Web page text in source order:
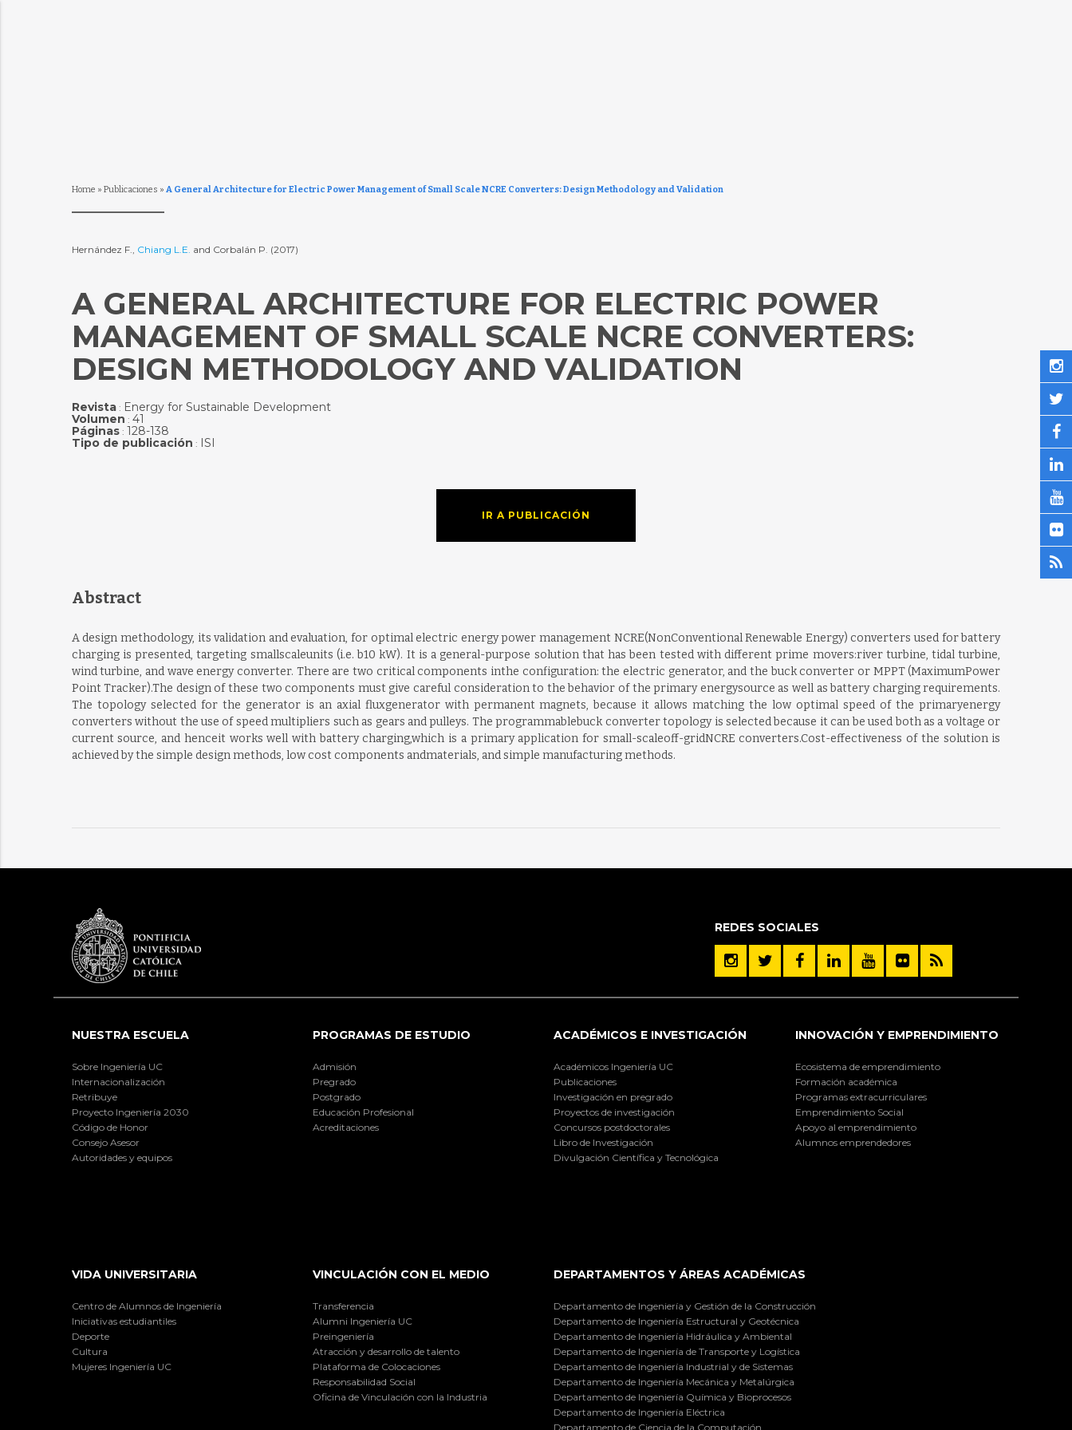
Home » Publicaciones » A General Architecture for Electric Power Management of Small Scale NCRE Converters: Design Methodology and Validation
Hernández F., Chiang L.E. and Corbalán P. (2017)
A GENERAL ARCHITECTURE FOR ELECTRIC POWER
MANAGEMENT OF SMALL SCALE NCRE CONVERTERS:
DESIGN METHODOLOGY AND VALIDATION
Revista: Energy for Sustainable Development
Volumen : 41
Páginas: 128-138
Tipo de publicación : ISI
IR A PUBLICACIÓN
Abstract
A design methodology, its validation and evaluation, for optimal electric energy power management NCRE(NonConventional Renewable Energy) converters used for battery
charging is presented, targeting smallscaleunits (i.e. b10 kW). It is a general-purpose solution that has been tested with different prime movers:river turbine, tidal turbine,
wind turbine, and wave energy converter. There are two critical components inthe configuration: the electric generator, and the buck converter or MPPT (MaximumPower
Point Tracker).The design of these two components must give careful consideration to the behavior of the primary energysource as well as battery charging requirements.
The topology selected for the generator is an axial fluxgenerator with permanent magnets, because it allows matching the low optimal speed of the primaryenergy
converters without the use of speed multipliers such as gears and pulleys. The programmablebuck converter topology is selected because it can be used both as a voltage or
current source, and henceit works well with battery charging,which is a primary application for small-scaleoff-gridNCRE converters.Cost-effectiveness of the solution is
achieved by the simple design methods, low cost components andmaterials, and simple manufacturing methods.
REDES SOCIALES
NUESTRA ESCUELA
Sobre Ingeniería UC
Internacionalización
Retribuye
Proyecto Ingeniería 2030
Código de Honor
Consejo Asesor
Autoridades y equipos
PROGRAMAS DE ESTUDIO
Admisión
Pregrado
Postgrado
Educación Profesional
Acreditaciones
ACADÉMICOS E INVESTIGACIÓN
Académicos Ingeniería UC
Publicaciones
Investigación en pregrado
Proyectos de investigación
Concursos postdoctorales
Libro de Investigación
Divulgación Científica y Tecnológica
INNOVACIÓN Y EMPRENDIMIENTO
Ecosistema de emprendimiento
Formación académica
Programas extracurriculares
Emprendimiento Social
Apoyo al emprendimiento
Alumnos emprendedores
VIDA UNIVERSITARIA
Centro de Alumnos de Ingeniería
Iniciativas estudiantiles
Deporte
Cultura
Mujeres Ingeniería UC
VINCULACIÓN CON EL MEDIO
Transferencia
Alumni Ingeniería UC
Preingeniería
Atracción y desarrollo de talento
Plataforma de Colocaciones
Responsabilidad Social
Oficina de Vinculación con la Industria
DEPARTAMENTOS Y ÁREAS ACADÉMICAS
Departamento de Ingeniería y Gestión de la Construcción
Departamento de Ingeniería Estructural y Geotécnica
Departamento de Ingeniería Hidráulica y Ambiental
Departamento de Ingeniería de Transporte y Logística
Departamento de Ingeniería Industrial y de Sistemas
Departamento de Ingeniería Mecánica y Metalúrgica
Departamento de Ingeniería Química y Bioprocesos
Departamento de Ingeniería Eléctrica
Departamento de Ciencia de la Computación